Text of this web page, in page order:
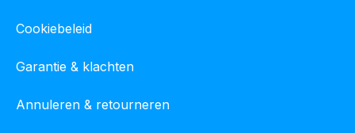
Cookiebeleid
Garantie & klachten
Annuleren & retourneren